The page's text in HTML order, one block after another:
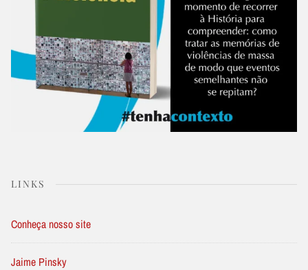
LINKS
Conheça nosso site
Jaime Pinsky